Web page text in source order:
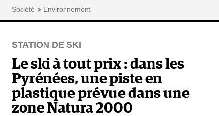
Société Environnement
STATION DE SKI
Le ski à tout prix : dans les
Pyrénées, une piste en
plastique prévue dans une
zone Natura 2000